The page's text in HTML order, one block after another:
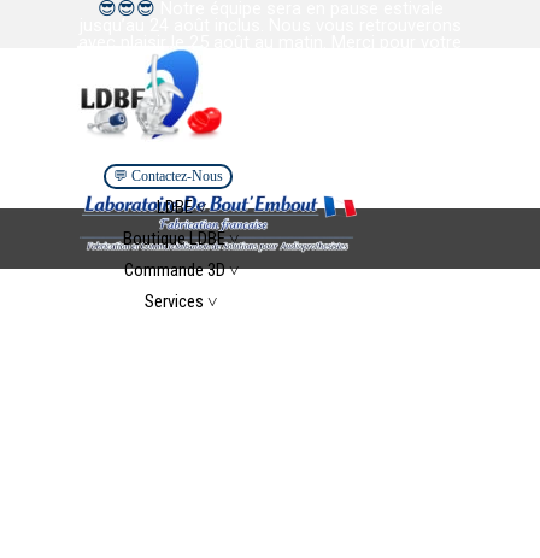
Aller au contenu
😎😎😎
confiance et votre collaboration. Bel été à tous.
💬 Contactez-Nous
Sauter le menu
LDBE ˅
▼
Boutique LDBE ˅
▼
Commande 3D ˅
▼
Services ˅